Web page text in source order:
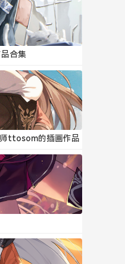
合集
ttosom的插画作品